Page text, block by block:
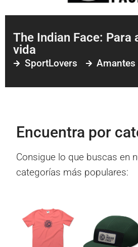
The Indian Face: Para
vida
SportLovers Amantes
Encuentra por
Consigue lo que buscas en
categorías más populares: